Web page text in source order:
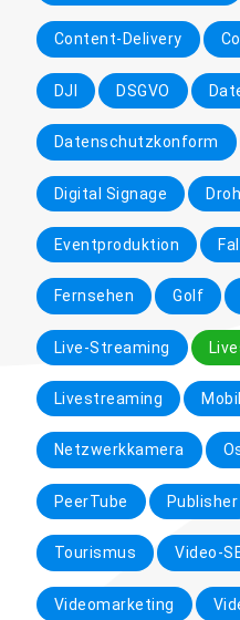
Content-Delivery
DJI DSGVO
Datenschutzkonform
Digital Signage
Eventproduktion
Fernsehen Golf
Live-Streaming
Livestreaming
Netzwerkkamera
PeerTube Publisher
Tourismus Video-
Videomarketing